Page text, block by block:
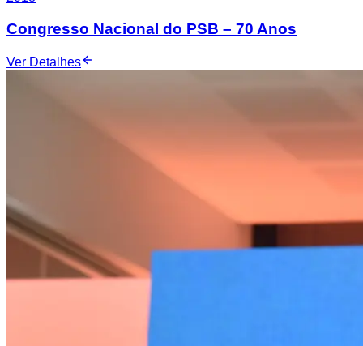
Congresso Nacional do PSB – 70 Anos
Ver Detalhes